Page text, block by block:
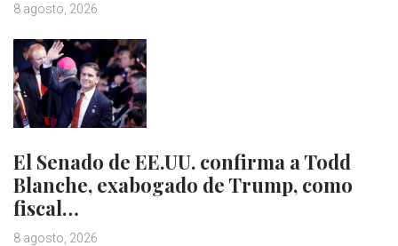
8 agosto, 2026
El Senado de EE.UU. confirma a Todd
Blanche, exabogado de Trump, como
fiscal…
8 agosto, 2026